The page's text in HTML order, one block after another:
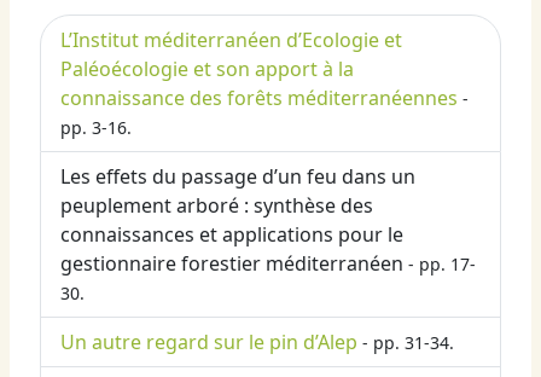
L’Institut méditerranéen d’Ecologie et
Paléoécologie et son apport à la
connaissance des forêts méditerranéennes -
pp. 3-16.
Les effets du passage d’un feu dans un
peuplement arboré : synthèse des
connaissances et applications pour le
gestionnaire forestier méditerranéen - pp. 17-
30.
Un autre regard sur le pin d’Alep - pp. 31-34.